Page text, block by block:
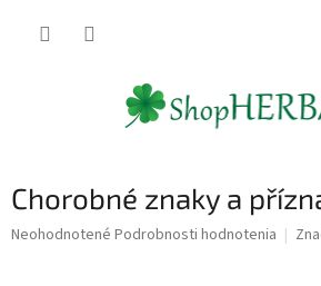
Chorobné znaky a
Priemerné
Neohodnotené Podrobnosti hodnotenia